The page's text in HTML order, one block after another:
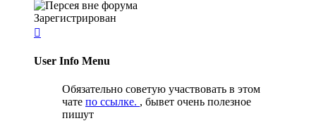
Зарегистрирован

User Info Menu
Обязательно советую участвовать в этом
чате по ссылке. , бывет очень полезное
пишут